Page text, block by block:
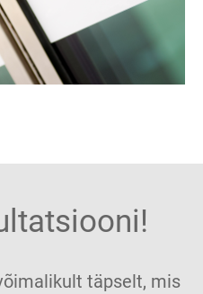
täpselt, mis